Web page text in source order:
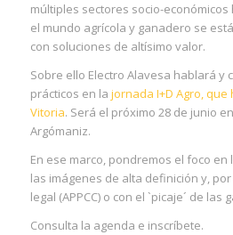
múltiples sectores socio-
el mundo agrícola y ganadero se
con soluciones de altísimo valor.
Sobre ello Electro Alavesa hablará y
prácticos en la jornada I+D Agro, que
Vitoria. Será el próximo 28 de junio
Argómaniz.
En ese marco, pondremos el foco
las imágenes de alta definición y,
legal (APPCC) o con el `picaje´ de
Consulta la agenda e inscríbete.